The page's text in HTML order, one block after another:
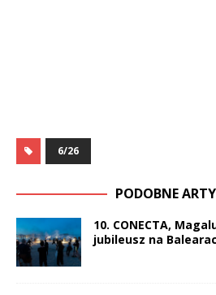
6/26
PODOBNE
10. CONECTA,
jubileusz na